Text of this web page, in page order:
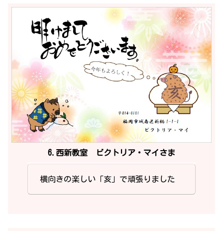
6.西新教室 ビクトリア・マイさま
横向きの楽しい「亥」で頑張りました